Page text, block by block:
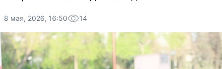
8 мая, 2026, 16:50 14